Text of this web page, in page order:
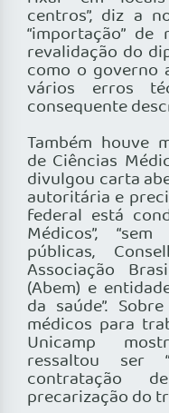
centros”, diz a
“importação”
revalidação do
como o governo
vários erros
consequente
Também houve
de Ciências
divulgou carta
autoritária e
federal está
Médicos”,
públicas,
Associação
(Abem) e
da saúde”.
médicos para
Unicamp
ressaltou ser
contratação
precarização do